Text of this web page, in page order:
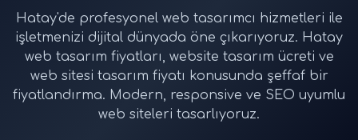
Hatay'de profesyonel web tasarımcı hizmetleri ile
işletmenizi dijital dünyada öne çıkarıyoruz. Hatay
web tasarım fiyatları, website tasarım ücreti ve
web sitesi tasarım fiyatı konusunda şeffaf bir
fiyatlandırma. Modern, responsive ve SEO uyumlu
web siteleri tasarlıyoruz.